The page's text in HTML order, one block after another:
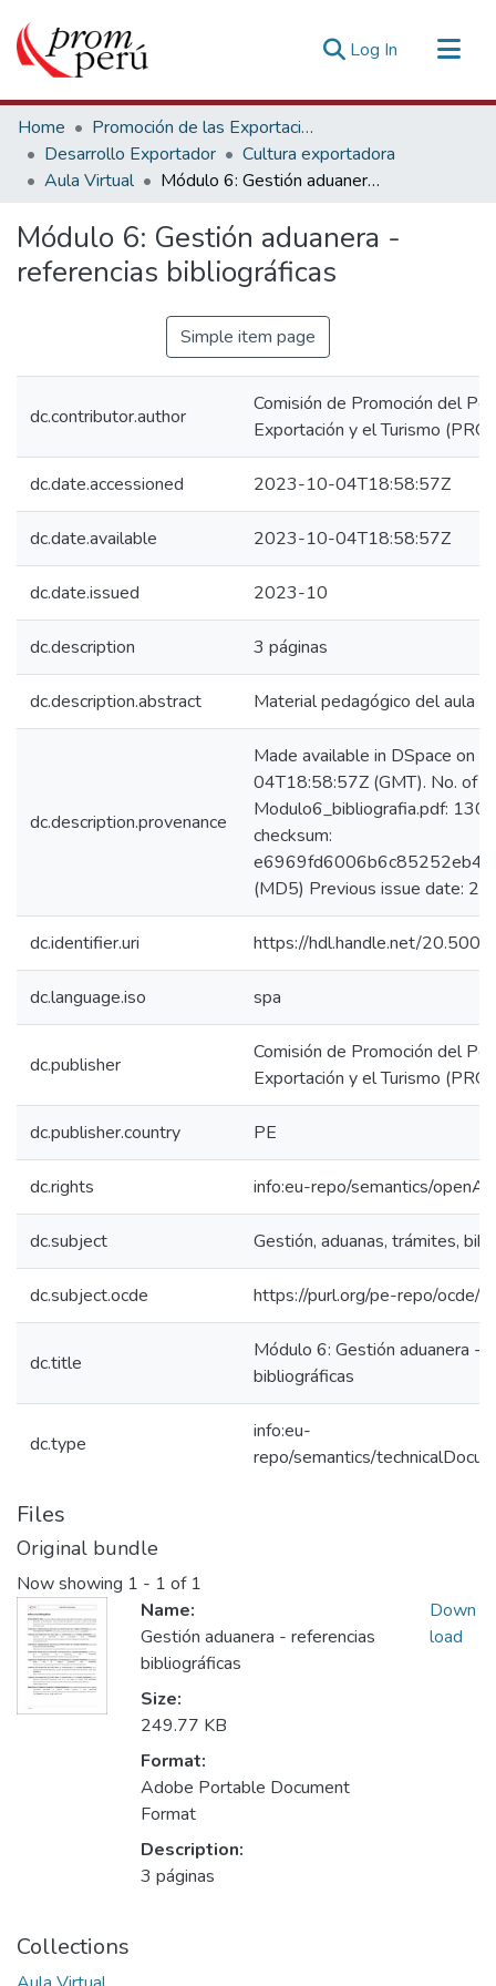
Log In (current)
Communities & Collections
All of DSpace
Statistics
Estadísticas Externas
Home
Promoción de las Exportaciones
Desarrollo Exportador
Cultura exportadora
Aula Virtual
Módulo 6: Gestión aduanera - referencias bibliográficas
Módulo 6: Gestión aduanera -
referencias bibliográficas
Simple item page
dc.contributor.author
Comisión de Promoción del
Exportación y el Turismo
dc.date.accessioned 2023-10-04T18:58:57Z
dc.date.available 2023-10-04T18:58:57Z
dc.date.issued 2023-10
dc.description 3 páginas
dc.description.abstract Material pedagógico del aula
dc.description.provenance
Made available in DSpace on
04T18:58:57Z (GMT). No. of
Modulo6_bibliografia.pdf:
checksum:
(MD5) Previous issue date:
dc.identifier.uri https://hdl.handle.net/
dc.language.iso spa
dc.publisher
Comisión de Promoción del
Exportación y el Turismo
dc.publisher.country PE
dc.rights info:eu-repo/semantics/
dc.subject Gestión, aduanas, trámites,
dc.subject.ocde https://purl.org/pe-repo/ocde/
dc.title
Módulo 6: Gestión aduanera -
bibliográficas
dc.type
info:eu-
repo/semantics/
Files
Original bundle
Now showing 1 - 1 of 1
Name:
Gestión aduanera - referencias
bibliográficas
Size:
249.77 KB
Format:
Adobe Portable Document
Format
Description:
3 páginas
Down
load
Collections